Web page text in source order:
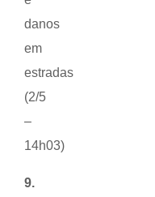
danos
em
estradas
(2/5
–
14h03)
9.